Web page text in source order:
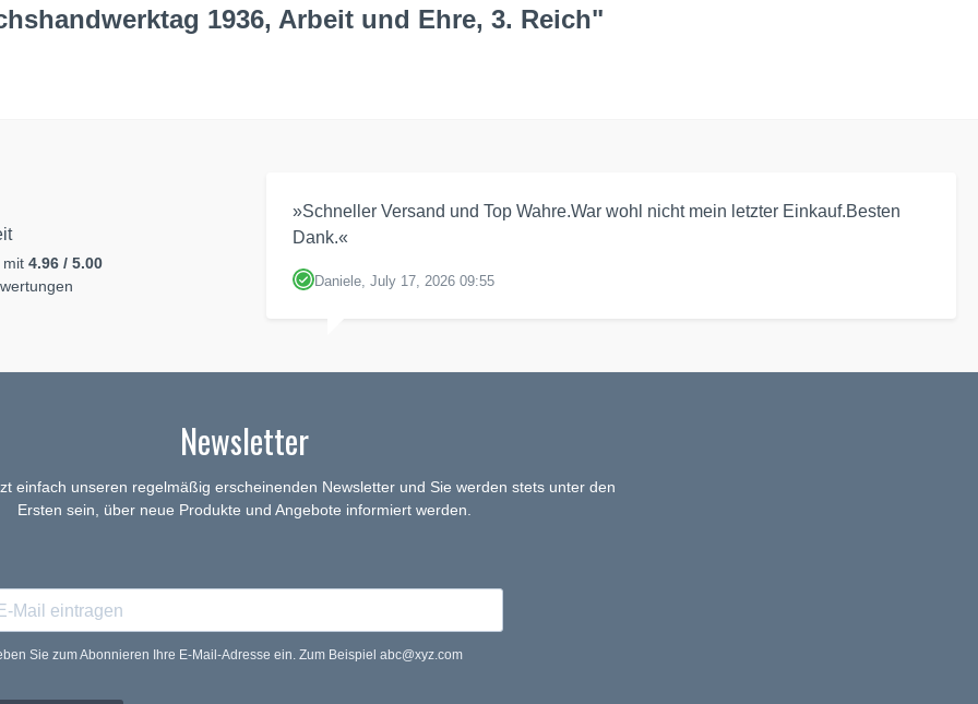
1936, Arbeit und Ehre, 3. Reich"
mit 4.96 / 5.00
»Schneller Versand und Top Wahre.War wohl nicht mein letzter Einkauf.Besten
Dank.«
Daniele, July 17, 2026 09:55
Newsletter
einfach unseren regelmäßig erscheinenden Newsletter und Sie werden stets unter den
Ersten sein, über neue Produkte und Angebote informiert werden.
Sie zum Abonnieren Ihre E-Mail-Adresse ein. Zum Beispiel abc@xyz.com